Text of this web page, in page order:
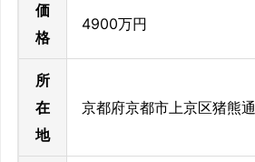
価
格
4900万円
所
在
地
京都府京都市上京区猪熊通